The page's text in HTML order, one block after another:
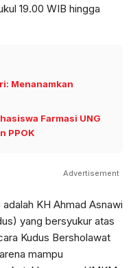
19.00 WIB hingga
Menanamkan
Farmasi UNG
PPOK
Advertisement
KH Ahmad Asnawi
yang bersyukur atas
Kudus Bersholawat
mampu